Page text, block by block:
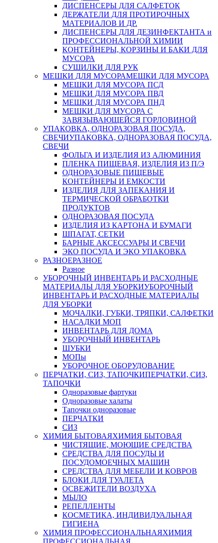
ДИСПЕНСЕРЫ ДЛЯ САЛФЕТОК
ДЕРЖАТЕЛИ ДЛЯ ПРОТИРОЧНЫХ
МАТЕРИАЛОВ И ДР.
ДИСПЕНСЕРЫ ДЛЯ ДЕЗИНФЕКТАНТА и
ПРОФЕССИОНАЛЬНОЙ ХИМИИ
КОНТЕЙНЕРЫ, КОРЗИНЫ И БАКИ ДЛЯ
МУСОРА
СУШИЛКИ ДЛЯ РУК
МЕШКИ ДЛЯ МУСОРАМЕШКИ ДЛЯ МУСОРА
МЕШКИ ДЛЯ МУСОРА ПСД
МЕШКИ ДЛЯ МУСОРА ПВД
МЕШКИ ДЛЯ МУСОРА ПНД
МЕШКИ ДЛЯ МУСОРА С
ЗАВЯЗЫВАЮЩЕЙСЯ ГОРЛОВИНОЙ
УПАКОВКА, ОДНОРАЗОВАЯ ПОСУДА,
СВЕЧИУПАКОВКА, ОДНОРАЗОВАЯ ПОСУДА,
СВЕЧИ
ФОЛЬГА И ИЗДЕЛИЯ ИЗ АЛЮМИНИЯ
ПЛЕНКА ПИЩЕВАЯ, ИЗДЕЛИЯ ИЗ П/Э
ОДНОРАЗОВЫЕ ПИЩЕВЫЕ
КОНТЕЙНЕРЫ И ЕМКОСТИ
ИЗДЕЛИЯ ДЛЯ ЗАПЕКАНИЯ И
ТЕРМИЧЕСКОЙ ОБРАБОТКИ
ПРОДУКТОВ
ОДНОРАЗОВАЯ ПОСУДА
ИЗДЕЛИЯ ИЗ КАРТОНА И БУМАГИ
ШПАГАТ, СЕТКИ
БАРНЫЕ АКСЕССУАРЫ И СВЕЧИ
ЭКО ПОСУДА И ЭКО УПАКОВКА
РАЗНОЕРАЗНОЕ
Разное
УБОРОЧНЫЙ ИНВЕНТАРЬ И РАСХОДНЫЕ
МАТЕРИАЛЫ ДЛЯ УБОРКИУБОРОЧНЫЙ
ИНВЕНТАРЬ И РАСХОДНЫЕ МАТЕРИАЛЫ
ДЛЯ УБОРКИ
МОЧАЛКИ, ГУБКИ, ТРЯПКИ, САЛФЕТКИ
НАСАДКИ МОП
ИНВЕНТАРЬ ДЛЯ ДОМА
УБОРОЧНЫЙ ИНВЕНТАРЬ
ШУБКИ
МОПы
УБОРОЧНОЕ ОБОРУДОВАНИЕ
ПЕРЧАТКИ, СИЗ, ТАПОЧКИПЕРЧАТКИ, СИЗ,
ТАПОЧКИ
Одноразовые фартуки
Одноразовые халаты
Тапочки одноразовые
ПЕРЧАТКИ
СИЗ
ХИМИЯ БЫТОВАЯХИМИЯ БЫТОВАЯ
ЧИСТЯЩИЕ, МОЮЩИЕ СРЕДСТВА
СРЕДСТВА ДЛЯ ПОСУДЫ И
ПОСУДОМОЕЧНЫХ МАШИН
СРЕДСТВА ДЛЯ МЕБЕЛИ И КОВРОВ
БЛОКИ ДЛЯ ТУАЛЕТА
ОСВЕЖИТЕЛИ ВОЗДУХА
МЫЛО
РЕПЕЛЛЕНТЫ
КОСМЕТИКА, ИНДИВИДУАЛЬНАЯ
ГИГИЕНА
ХИМИЯ ПРОФЕССИОНАЛЬНАЯХИМИЯ
ПРОФЕССИОНАЛЬНАЯ